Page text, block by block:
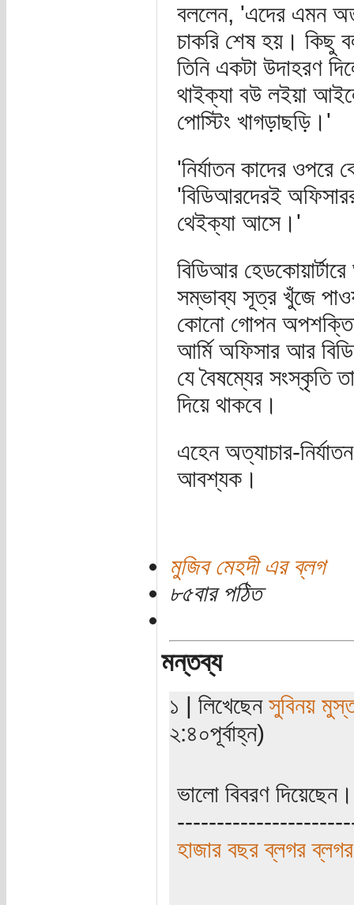
বললেন, 'এদের এমন
চাকরি শেষ হয়। কিছু
তিনি একটা উদাহরণ
থাইক্যা বউ লইয়া
পোস্টিং খাগড়াছড়ি।'
'নির্যাতন কাদের
'বিডিআরদেরই
থেইক্যা আসে।'
বিডিআর
সম্ভাব্য সূত্র খুঁজে
কোনো গোপন
আর্মি অফিসার আর
যে বৈষম্যের সংস্কৃতি
দিয়ে থাকবে।
এহেন অত্যাচার-
আবশ্যক।
মুজিব মেহদী এর ব্লগ
৮৫বার পঠিত
মন্তব্য
১ | লিখেছেন সুবিনয়
২:৪০পূর্বাহ্ন)
ভালো বিবরণ দিয়েছেন।
হাজার বছর ব্লগর ব্লগর